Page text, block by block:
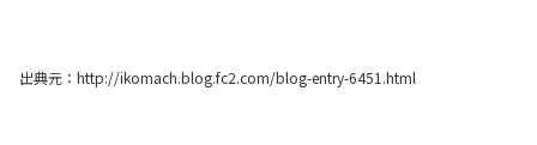
出典元：http://ikomach.blog.fc2.com/blog-entry-6451.html